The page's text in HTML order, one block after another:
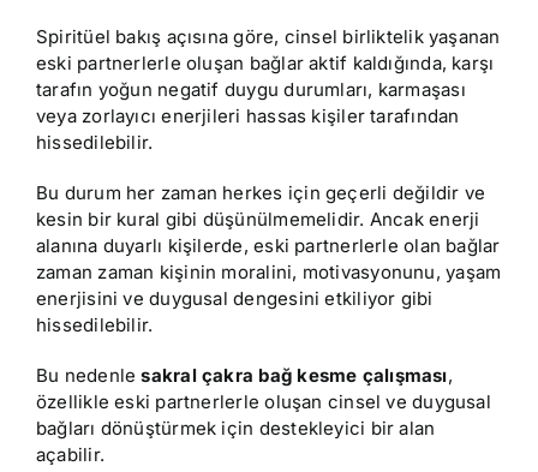
Spiritüel bakış açısına göre, cinsel birliktelik yaşanan
eski partnerlerle oluşan bağlar aktif kaldığında, karşı
tarafın yoğun negatif duygu durumları, karmaşası
veya zorlayıcı enerjileri hassas kişiler tarafından
hissedilebilir.
Bu durum her zaman herkes için geçerli değildir ve
kesin bir kural gibi düşünülmemelidir. Ancak enerji
alanına duyarlı kişilerde, eski partnerlerle olan bağlar
zaman zaman kişinin moralini, motivasyonunu, yaşam
enerjisini ve duygusal dengesini etkiliyor gibi
hissedilebilir.
Bu nedenlesakral çakra bağ kesme çalışması,
özellikle eski partnerlerle oluşan cinsel ve duygusal
bağları dönüştürmek için destekleyici bir alan
açabilir.